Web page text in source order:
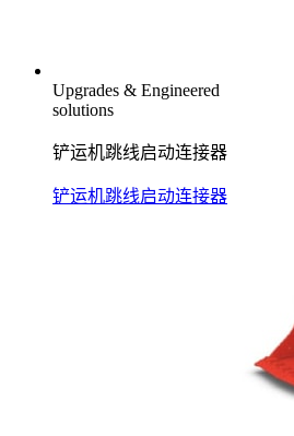
Upgrades & Engineered
solutions
铲运机跳线启动连接器
铲运机跳线启动连接器